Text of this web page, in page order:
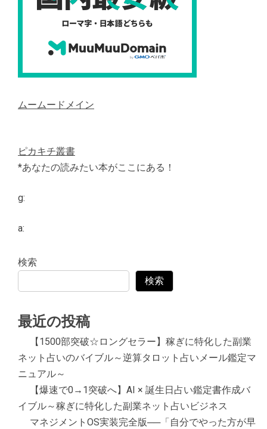
ムームードメイン
ピカキチ叢書
*あなたの読みたい本がここにある！
g:
a:
検索
検索
最近の投稿
【1500部突破☆ロングセラー】稼ぎに特化した副業
ネット占いのバイブル～逆算タロット占いメール鑑定マ
ニュアル～
【爆速で0→1突破へ】AI × 誕生日占い鑑定書作成バ
イブル～稼ぎに特化した副業ネット占いビジネス
マネジメントOS実装完全版──「自分でやった方が早